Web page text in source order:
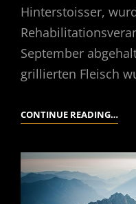
Hinterstoisser,
September
grillierten Fleisch
CONTINUE READING…
–
2016